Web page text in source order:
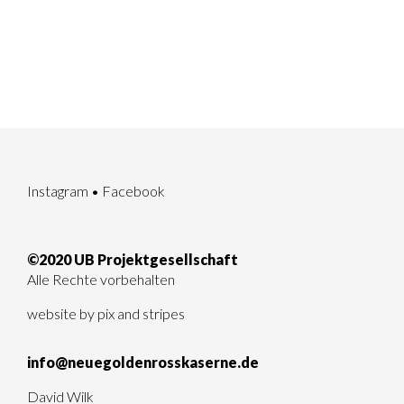
Instagram • Facebook
©2020 UB Projektgesellschaft
Alle Rechte vorbehalten
website by pix and stripes
info@neuegoldenrosskaserne.de
David Wilk